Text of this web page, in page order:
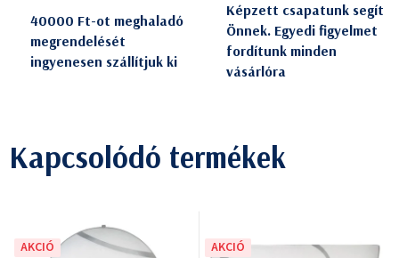
40000 Ft-ot meghaladó
megrendelését
ingyenesen szállítjuk ki
Képzett csapatunk segít
Önnek. Egyedi figyelmet
fordítunk minden
vásárlóra
Kapcsolódó termékek
AKCIÓ AKCIÓ